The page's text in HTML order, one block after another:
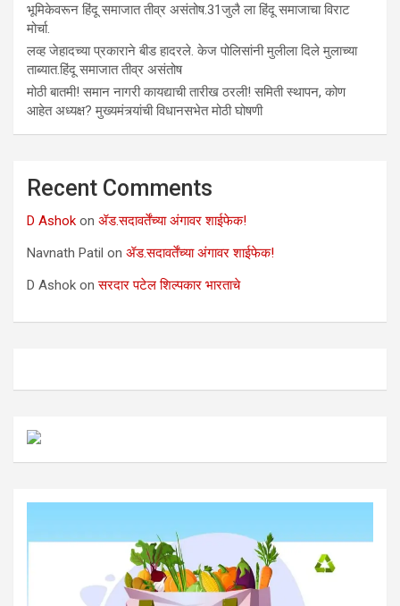
भूमिकेवरून हिंदू समाजात तीव्र असंतोष.31जुलै ला हिंदू समाजाचा विराट
मोर्चा.
लव्ह जेहादच्या प्रकाराने बीड हादरले. केज पोलिसांनी मुलीला दिले मुलाच्या
ताब्यात.हिंदू समाजात तीव्र असंतोष
मोठी बातमी! समान नागरी कायद्याची तारीख ठरली! समिती स्थापन, कोण
आहेत अध्यक्ष? मुख्यमंत्र्यांची विधानसभेत मोठी घोषणी
Recent Comments
D Ashok on ॲड.सदावर्तेंच्या अंगावर शाईफेक!
Navnath Patil on ॲड.सदावर्तेंच्या अंगावर शाईफेक!
D Ashok onसरदार पटेल शिल्पकार भारताचे